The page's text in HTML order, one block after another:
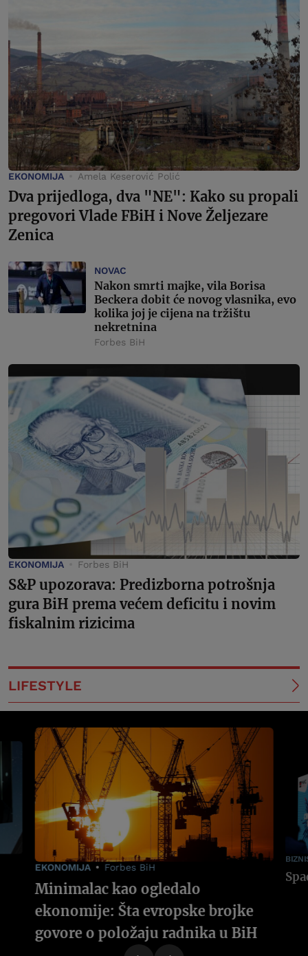
EKONOMIJA Amela Keserović Polić
Dva prijedloga, dva "NE": Kako su propali
pregovori Vlade FBiH i Nove Željezare
Zenica
NOVAC
Nakon smrti majke, vila Borisa
Beckera dobit će novog vlasnika, evo
kolika joj je cijena na tržištu
nekretnina
Forbes BiH
EKONOMIJA Forbes BiH
S&P upozorava: Predizborna potrošnja
gura BiH prema većem deficitu i novim
fiskalnim rizicima
LIFESTYLE
EKONOMIJA Forbes BiH
Minimalac kao ogledalo
ekonomije: Šta evropske brojke
govore o položaju radnika u BiH